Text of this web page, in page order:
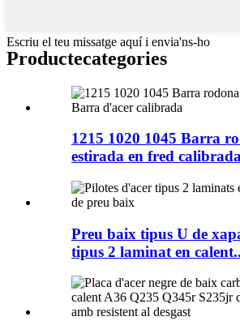
Escriu el teu missatge aquí i envia'ns-ho
Productecategories
1215 1020 1045 Barra
estirada en fred
Preu baix tipus U de
tipus 2 laminat en